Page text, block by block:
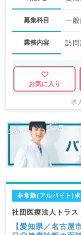
募集科目 一
業務内容 訪
お気に入り
求
非常勤(アルバイト)求
社団医療法人トラ
【愛知県／名古